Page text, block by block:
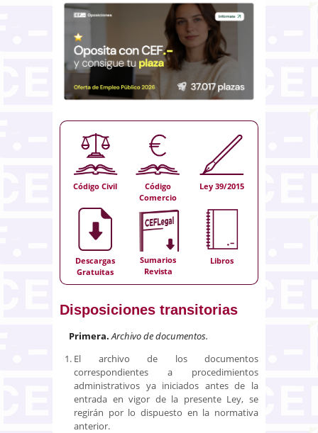
Código Civil
Código
Comercio
Ley 39/2015
Descargas
Gratuitas
Sumarios
Revista
Libros
Disposiciones transitorias
Primera. Archivo de documentos.
El archivo de los documentos
correspondientes a procedimientos
administrativos ya iniciados antes de la
entrada en vigor de la presente Ley, se
regirán por lo dispuesto en la normativa
anterior.